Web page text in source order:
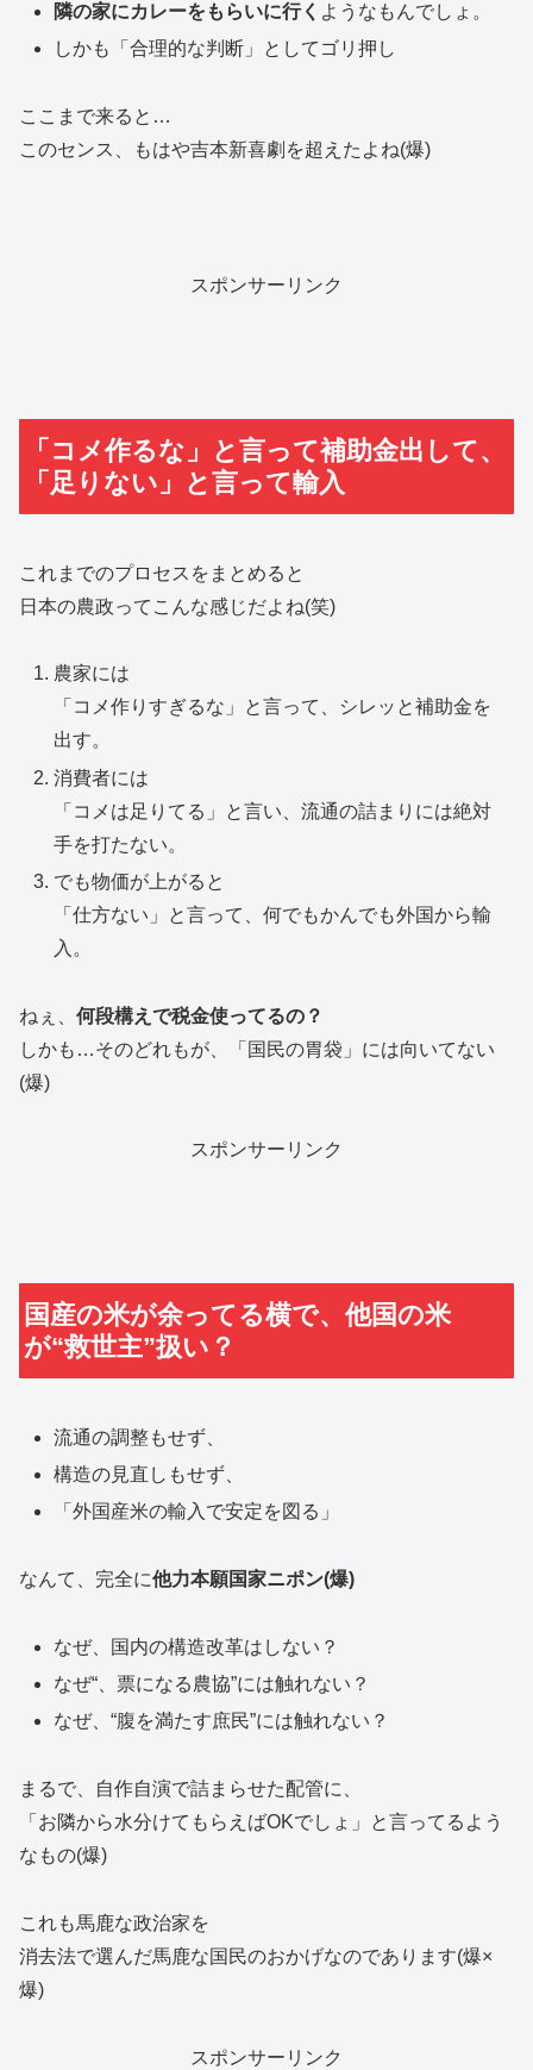
隣の家にカレーをもらいに行く ようなもんでしょ。
しかも「合理的な判断」としてゴリ押し
ここまで来ると…
このセンス、もはや吉本新喜劇を超えたよね(爆)
スポンサーリンク
「コメ作るな」と言って補助金出して、
「足りない」と言って輸入
これまでのプロセスをまとめると
日本の農政ってこんな感じだよね(笑)
農家には
「コメ作りすぎるな」と言って、シレッと補助金を
出す。
消費者には
「コメは足りてる」と言い、流通の詰まりには絶対
手を打たない。
でも物価が上がると
「仕方ない」と言って、何でもかんでも外国から輸
入。
ねぇ、 何段構えで税金使ってるの？
しかも…そのどれもが、「国民の胃袋」には向いてない
(爆)
スポンサーリンク
国産の米が余ってる横で、他国の米
が“救世主”扱い？
流通の調整もせず、
構造の見直しもせず、
「外国産米の輸入で安定を図る」
なんて、完全に他力本願国家ニポン(爆)
なぜ、国内の構造改革はしない？
なぜ“、票になる農協”には触れない？
なぜ、“腹を満たす庶民”には触れない？
まるで、自作自演で詰まらせた配管に、
「お隣から水分けてもらえばOKでしょ」と言ってるよう
なもの(爆)
これも馬鹿な政治家を
消去法で選んだ馬鹿な国民のおかげなのであります(爆×
爆)
スポンサーリンク